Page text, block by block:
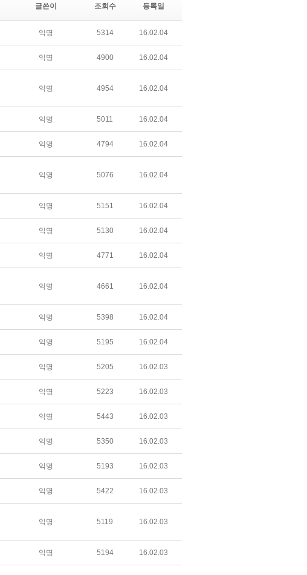
글쓴이 조회수 등록일
익명 5314 16.02.04
익명 4900 16.02.04
익명 4954 16.02.04
익명 5011 16.02.04
익명 4794 16.02.04
익명 5076 16.02.04
익명 5151 16.02.04
익명 5130 16.02.04
익명 4771 16.02.04
익명 4661 16.02.04
익명 5398 16.02.04
익명 5195 16.02.04
익명 5205 16.02.03
익명 5223 16.02.03
익명 5443 16.02.03
익명 5350 16.02.03
익명 5193 16.02.03
익명 5422 16.02.03
익명 5119 16.02.03
익명 5194 16.02.03